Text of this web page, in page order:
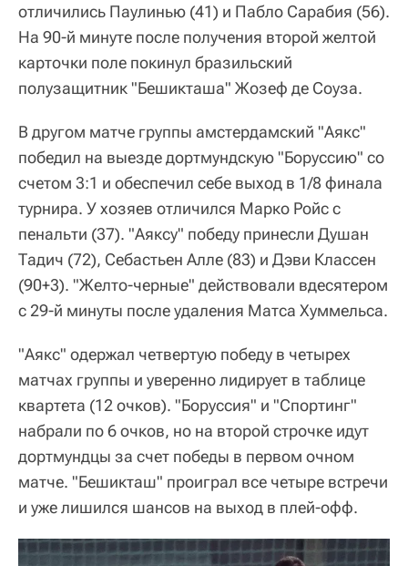
отличились Паулинью (41) и Пабло Сарабия (56).
На 90-й минуте после получения второй желтой
карточки поле покинул бразильский
полузащитник "Бешикташа" Жозеф де Соуза.
В другом матче группы амстердамский "Аякс"
победил на выезде дортмундскую "Боруссию" со
счетом 3:1 и обеспечил себе выход в 1/8 финала
турнира. У хозяев отличился Марко Ройс с
пенальти (37). "Аяксу" победу принесли Душан
Тадич (72), Себастьен Алле (83) и Дэви Классен
(90+3). "Желто-черные" действовали вдесятером
с 29-й минуты после удаления Матса Хуммельса.
"Аякс" одержал четвертую победу в четырех
матчах группы и уверенно лидирует в таблице
квартета (12 очков). "Боруссия" и "Спортинг"
набрали по 6 очков, но на второй строчке идут
дортмундцы за счет победы в первом очном
матче. "Бешикташ" проиграл все четыре встречи
и уже лишился шансов на выход в плей-офф.